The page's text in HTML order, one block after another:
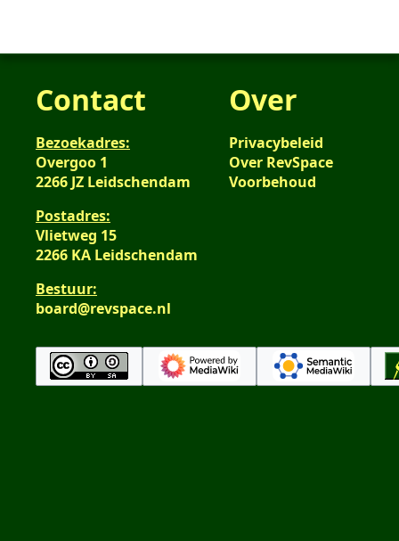
Contact
Bezoekadres:
Overgoo 1
2266 JZ Leidschendam
Postadres:
Vlietweg 15
2266 KA Leidschendam
Bestuur:
board@revspace.nl
Over
Privacybeleid
Over RevSpace
Voorbehoud